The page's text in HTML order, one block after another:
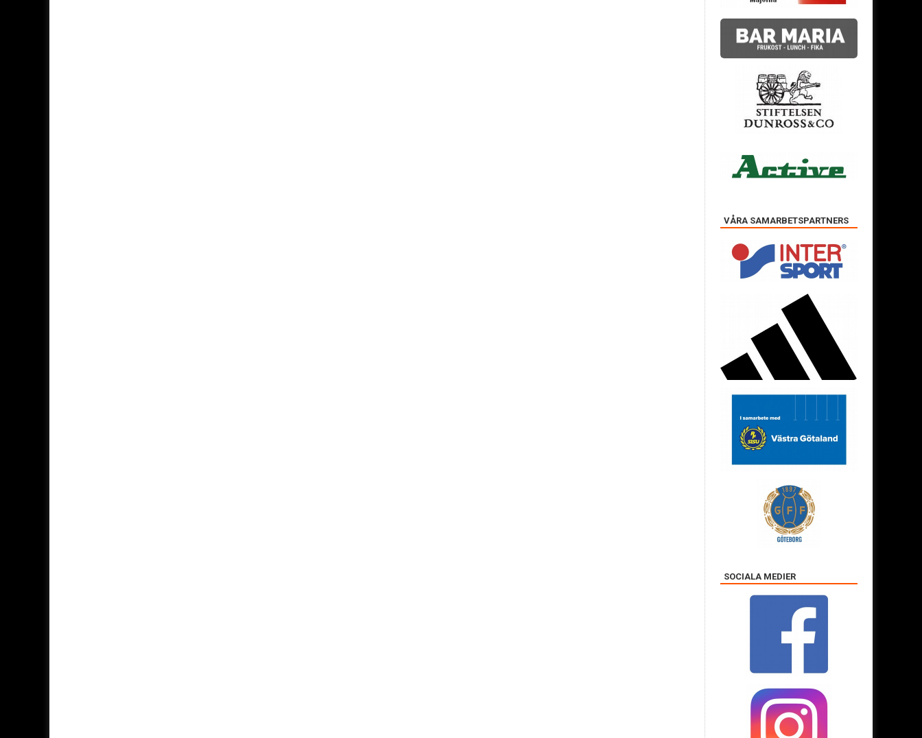
VÅRA SAMARBETSPARTNERS
SOCIALA MEDIER